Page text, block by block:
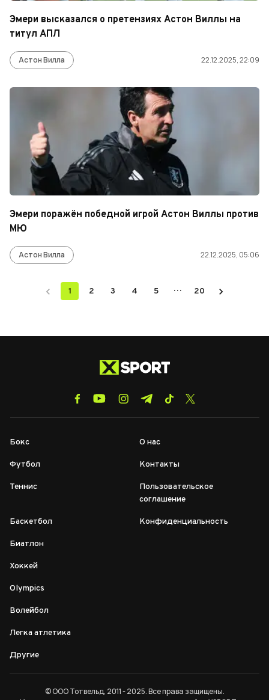
Эмери высказался о претензиях Астон Виллы на
титул АПЛ
Астон Вилла 22.12.2025, 22:09
Эмери поражён победной игрой Астон Виллы против
МЮ
Астон Вилла 22.12.2025, 05:06
1 2 3 4 5 … 20
Бокс
Футбол
Теннис
Баскетбол
Биатлон
Хоккей
Olympics
Волейбол
Легка атлетика
Другие
О нас
Контакты
Пользовательское
соглашение
Конфиденциальность
© ООО Тотвельд, 2011 - 2025. Все права защищены.